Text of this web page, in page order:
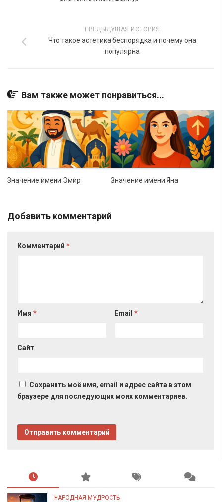
ПРЕДЫДУЩАЯ ИСТОРИЯ
Что такое эстетика беспорядка и почему она
популярна
Вам также может понравиться...
Значение имени Эмир Значение имени Яна
Добавить комментарий
Комментарий *
Имя * Email*
Сайт
Сохранить моё имя, email и адрес сайта в этом
браузере для последующих моих комментариев.
НАРОДНАЯ МУДРОСТЬ